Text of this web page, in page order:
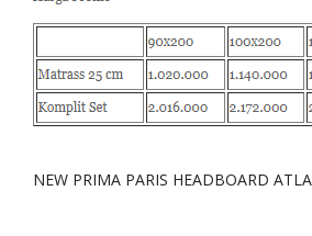
NEW PRIMA PARIS HEADBOARD